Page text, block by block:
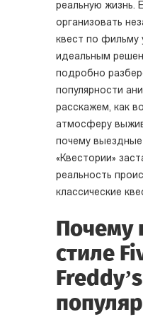
реальную жизнь.
организовать
квест по фильму
идеальным
подробно
популярности
расскажем, как
атмосферу
почему
«Квестории»
реальность
классические
Почему
стиле